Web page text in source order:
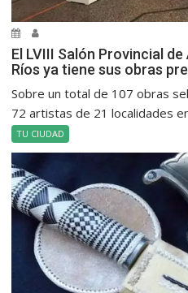
El LVIII Salón Provincial
Ríos ya tiene sus obras
Sobre un total de 107 obras
72 artistas de 21 localidades
TU CIUDAD